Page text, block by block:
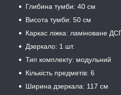
Глибина тумби: 40 см
Висота тумби: 50 см
Каркас ліжка: ламіноване
Дзеркало: 1 шт.
Тип комплекту: модульний
Кількість предметів: 6
Ширина дзеркала: 117 см